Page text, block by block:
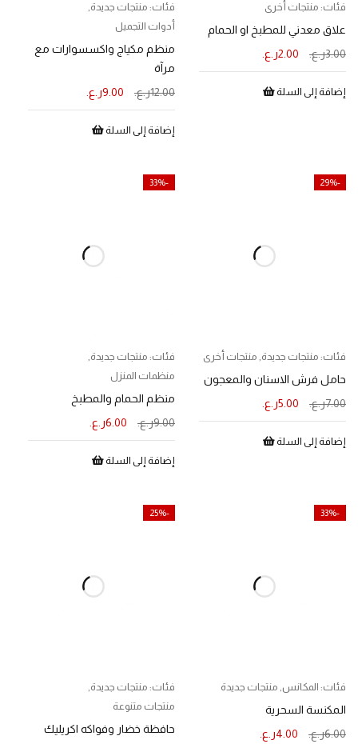
فئات: منتجات أخرى
علاق معدني للمطبخ او الحمام
3.00ر.ع. 2.00ر.ع.
إضافة إلى السلة
فئات: منتجات جديدة,
أدوات التجميل
منظم مكياج واكسسوارات مع
مرآة
12.00ر.ع. 9.00ر.ع.
إضافة إلى السلة
-29%
فئات: منتجات جديدة, منتجات أخرى
حامل فرش الاسنان والمعجون
7.00ر.ع. 5.00ر.ع.
إضافة إلى السلة
-33%
فئات: منتجات جديدة,
منظمات المنزل
منظم الحمام والمطبخ
9.00ر.ع. 6.00ر.ع.
إضافة إلى السلة
-33%
فئات: المكانس, منتجات جديدة
المكنسة السحرية
6.00ر.ع. 4.00ر.ع.
-25%
فئات: منتجات جديدة,
منتجات متنوعة
حافظة خضار وفواكه اكريليك